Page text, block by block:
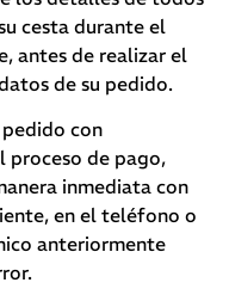
cesta durante el
antes de realizar el
de su pedido.
con
proceso de pago,
inmediata con
en el teléfono o
anteriormente